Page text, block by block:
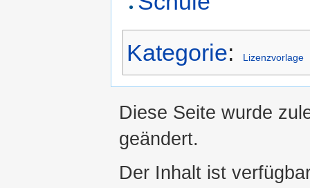
Kategorie: Lizenzvorlage
Diese Seite wurde
geändert.
Der Inhalt ist